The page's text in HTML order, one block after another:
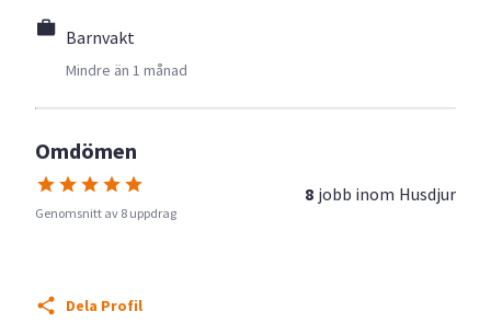
Barnvakt
Mindre än 1 månad
Omdömen
Genomsnitt av 8 uppdrag
8 jobb inom Husdjur
Dela Profil